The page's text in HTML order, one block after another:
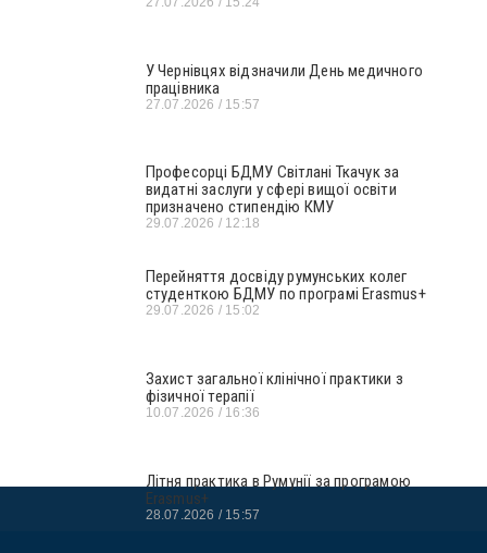
У Чернівцях відзначили День медичного
працівника
27.07.2026 15:57
Професорці БДМУ Світлані Ткачук за
видатні заслуги у сфері вищої освіти
призначено стипендію КМУ
29.07.2026 12:18
Перейняття досвіду румунських колег
студенткою БДМУ по програмі Erasmus+
29.07.2026 15:02
Захист загальної клінічної практики з
фізичної терапії
10.07.2026 16:36
Літня практика в Румунії за програмою
Erasmus+
28.07.2026 15:57